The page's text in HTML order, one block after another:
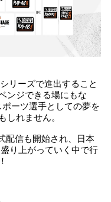
リーズで進出すること
ンジできる場にもな
ーツ選手としての夢を
しれません。
配信も開始され、日本
り上がっていく中で行